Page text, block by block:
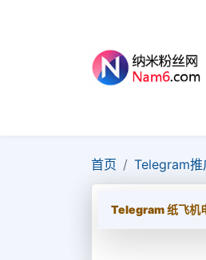
首页 Telegram推
Telegram 纸飞机